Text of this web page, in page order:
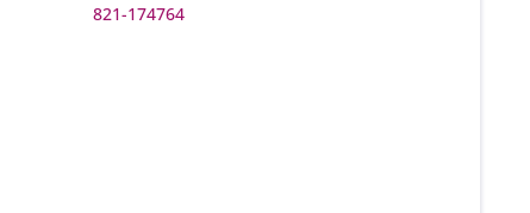
821-174764